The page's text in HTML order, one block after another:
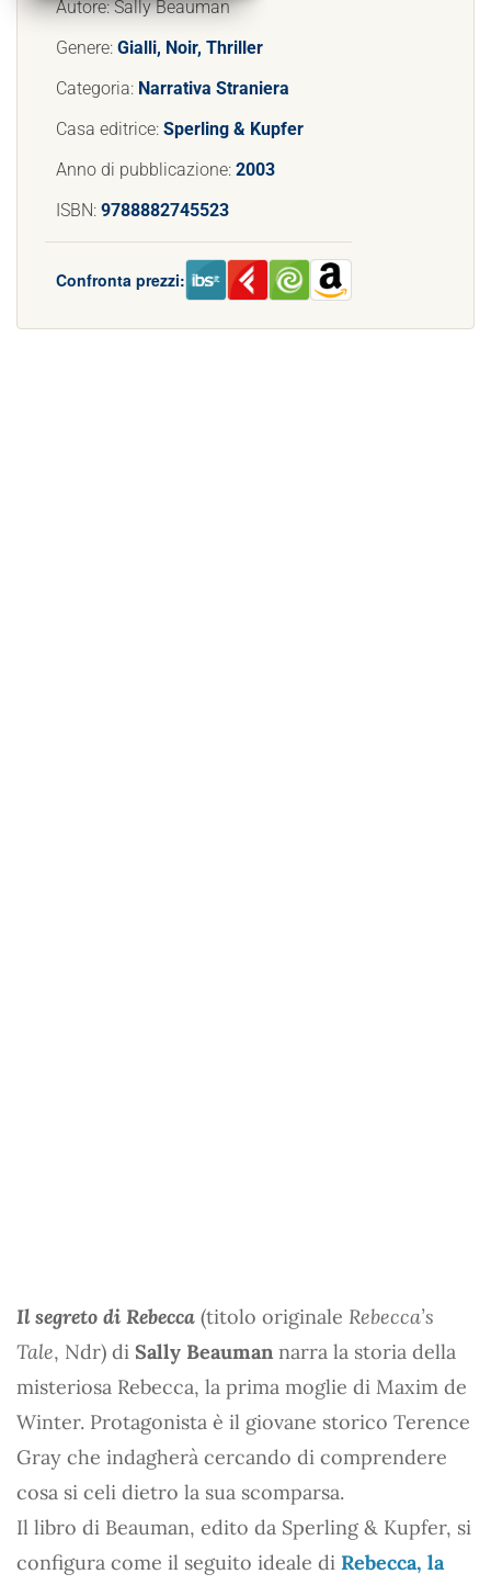
Autore: Sally Beauman
Genere: Gialli, Noir, Thriller
Categoria: Narrativa Straniera
Casa editrice: Sperling & Kupfer
Anno di pubblicazione: 2003
ISBN: 9788882745523
Confronta prezzi:
Il segreto di Rebecca (titolo originale Rebecca’s
Tale, Ndr) di Sally Beauman narra la storia della
misteriosa Rebecca, la prima moglie di Maxim de
Winter. Protagonista è il giovane storico Terence
Gray che indagherà cercando di comprendere
cosa si celi dietro la sua scomparsa.
Il libro di Beauman, edito da Sperling & Kupfer, si
configura come il seguito ideale di Rebecca, la